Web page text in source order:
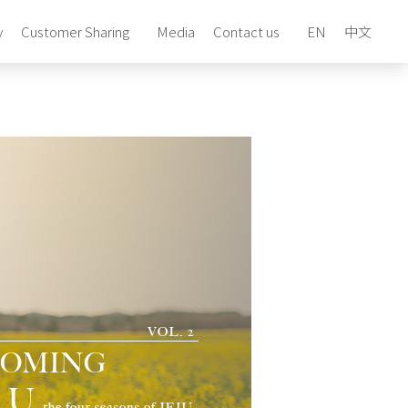
Customer Sharing Media Contact us EN 中文